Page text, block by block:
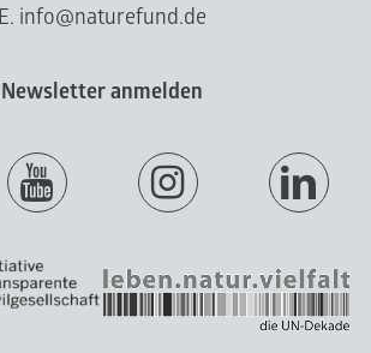
E. info@naturefund.de
Newsletter anmelden